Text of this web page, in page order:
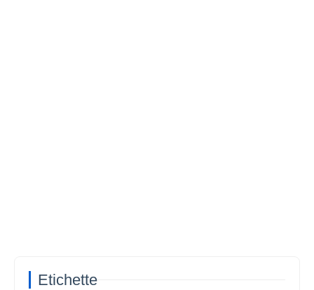
Etichette